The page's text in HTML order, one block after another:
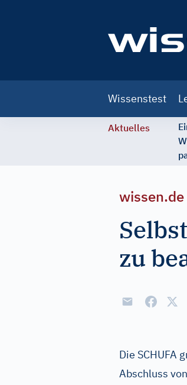
navigation
Wissenstest
Aktuelles
zu
Die SCHUFA
Abschluss